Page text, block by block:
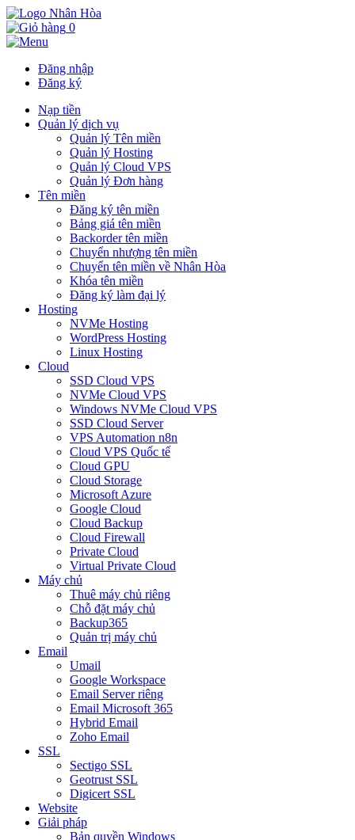
0
Đăng nhập
Đăng ký
Nạp tiền
Quản lý dịch vụ
Quản lý Tên miền
Quản lý Hosting
Quản lý Cloud VPS
Quản lý Đơn hàng
Tên miền
Đăng ký tên miền
Bảng giá tên miền
Backorder tên miền
Chuyển nhượng tên miền
Chuyển tên miền về Nhân Hòa
Khóa tên miền
Đăng ký làm đại lý
Hosting
NVMe Hosting
WordPress Hosting
Linux Hosting
Cloud
SSD Cloud VPS
NVMe Cloud VPS
Windows NVMe Cloud VPS
SSD Cloud Server
VPS Automation n8n
Cloud VPS Quốc tế
Cloud GPU
Cloud Storage
Microsoft Azure
Google Cloud
Cloud Backup
Cloud Firewall
Private Cloud
Virtual Private Cloud
Máy chủ
Thuê máy chủ riêng
Chỗ đặt máy chủ
Backup365
Quản trị máy chủ
Email
Umail
Google Workspace
Email Server riêng
Email Microsoft 365
Hybrid Email
Zoho Email
SSL
Sectigo SSL
Geotrust SSL
Digicert SSL
Website
Giải pháp
Bản quyền Windows